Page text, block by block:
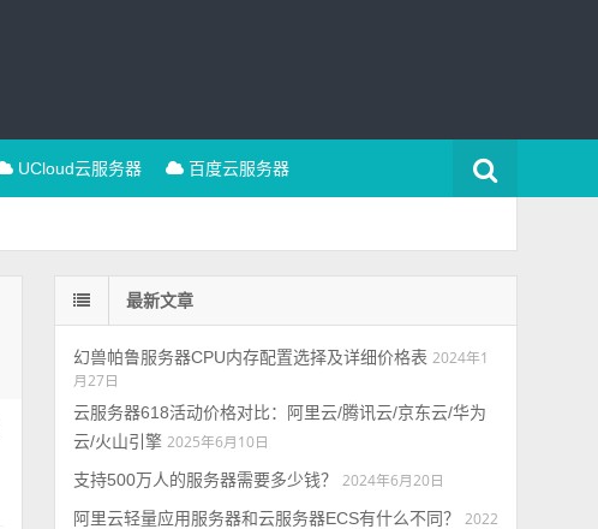
UCloud云服务器 百度云服务器
最新文章
幻兽帕鲁服务器CPU内存配置选择及详细价格表 2024年1
月27日
云服务器618活动价格对比：阿里云/腾讯云/京东云/华为
云/火山引擎 2025年6月10日
支持500万人的服务器需要多少钱？
2024年6月20日
阿里云轻量应用服务器和云服务器ECS有什么不同？
2022